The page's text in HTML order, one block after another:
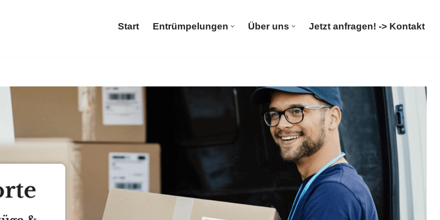
Start Entrümpelungen Über uns Jetzt anfragen! -> Kontakt
und ✓Haushaltsauflösung, Wohnungsauflösung, Entrümpelungsfirma, Entsorgung. Verfügbar:
✓Wohnungsauflösung als auch ✓Entsorgung für Neulußheim bei 𝐌&𝐋 𝐓𝐑𝐀𝐍𝐒𝐏𝐎𝐑𝐓𝐄 – Ihr
✉.